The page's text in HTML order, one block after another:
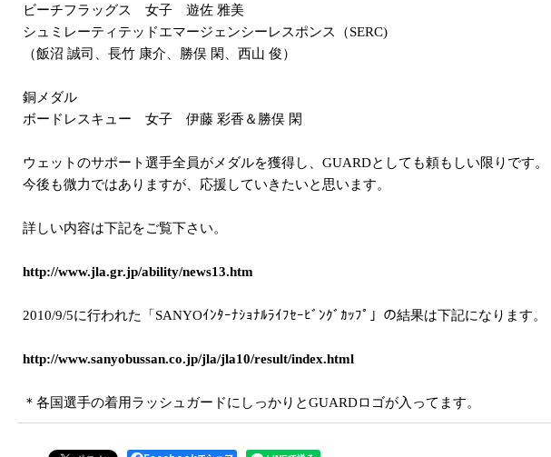
ビーチフラッグス 女子 遊佐 雅美
シュミレーティテッドエマージェンシーレスポンス（SERC)
（飯沼 誠司、長竹 康介、勝俣 閑、西山 俊）
銅メダル
ボードレスキュー 女子 伊藤 彩香＆勝俣 閑
ウェットのサポート選手全員がメダルを獲得し、GUARDとしても頼もしい限りです。
今後も微力ではありますが、応援していきたいと思います。
詳しい内容は下記をご覧下さい。
http://www.jla.gr.jp/ability/news13.htm
2010/9/5に行われた「SANYOｲﾝﾀｰﾅｼｮﾅﾙﾗｲﾌｾｰﾋﾞﾝｸﾞｶｯﾌﾟ」の結果は下記になります。
http://www.sanyobussan.co.jp/jla/jla10/result/index.html
＊各国選手の着用ラッシュガードにしっかりとGUARDロゴが入ってます。